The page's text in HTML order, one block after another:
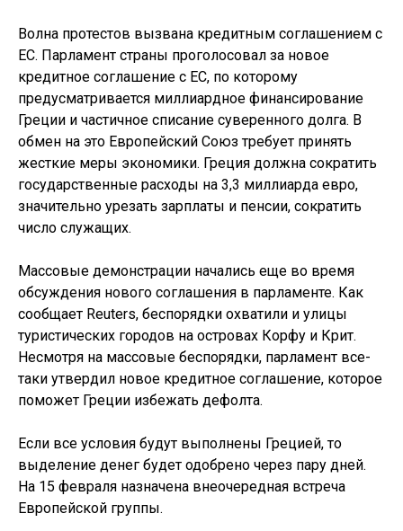
Волна протестов вызвана кредитным соглашением с
ЕС. Парламент страны проголосовал за новое
кредитное соглашение с ЕС, по которому
предусматривается миллиардное финансирование
Греции и частичное списание суверенного долга. В
обмен на это Европейский Союз требует принять
жесткие меры экономики. Греция должна сократить
государственные расходы на 3,3 миллиарда евро,
значительно урезать зарплаты и пенсии, сократить
число служащих.
Массовые демонстрации начались еще во время
обсуждения нового соглашения в парламенте. Как
сообщает Reuters, беспорядки охватили и улицы
туристических городов на островах Корфу и Крит.
Несмотря на массовые беспорядки, парламент все-
таки утвердил новое кредитное соглашение, которое
поможет Греции избежать дефолта.
Если все условия будут выполнены Грецией, то
выделение денег будет одобрено через пару дней.
На 15 февраля назначена внеочередная встреча
Европейской группы.